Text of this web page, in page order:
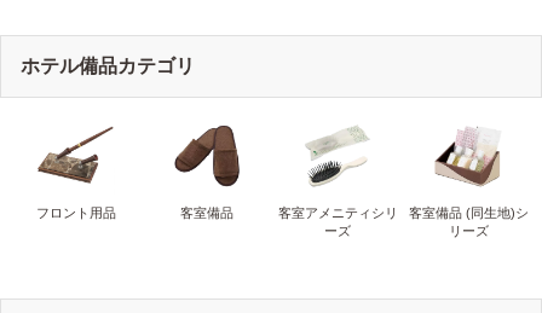
ホテル備品カテゴリ
フロント用品 客室備品
客室アメニティシリ
ーズ
客室備品 (同生地)シ
リーズ